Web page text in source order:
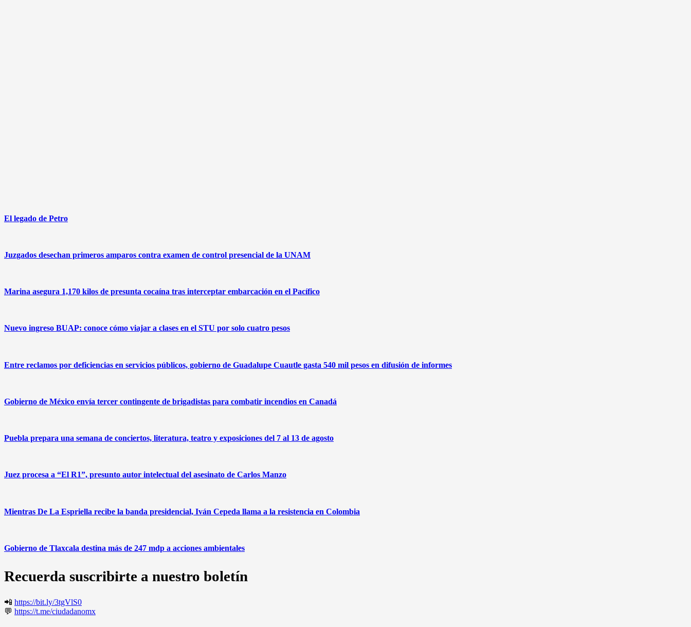
El legado de Petro
Juzgados desechan primeros amparos contra examen de control presencial de la UNAM
Marina asegura 1,170 kilos de presunta cocaína tras interceptar embarcación en el Pacífico
Nuevo ingreso BUAP: conoce cómo viajar a clases en el STU por solo cuatro pesos
Entre reclamos por deficiencias en servicios públicos, gobierno de Guadalupe Cuautle gasta 540 mil pesos en difusión de informes
Gobierno de México envía tercer contingente de brigadistas para combatir incendios en Canadá
Puebla prepara una semana de conciertos, literatura, teatro y exposiciones del 7 al 13 de agosto
Juez procesa a “El R1”, presunto autor intelectual del asesinato de Carlos Manzo
Mientras De La Espriella recibe la banda presidencial, Iván Cepeda llama a la resistencia en Colombia
Gobierno de Tlaxcala destina más de 247 mdp a acciones ambientales
Recuerda suscribirte a nuestro boletín
📲 https://bit.ly/3tgVlS0
💬 https://t.me/ciudadanomx